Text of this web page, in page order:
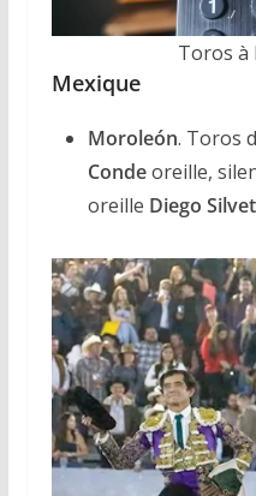
Toros à
Mexique
Moroleón. Toros
Condeoreille,
oreille Diego